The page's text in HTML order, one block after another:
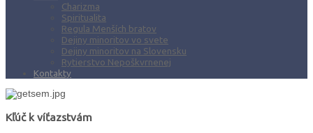
Charizma
Spiritualita
Regula Menších bratov
Dejiny minoritov vo svete
Dejiny minoritov na Slovensku
Rytierstvo Nepoškvrnenej
Kontakty
Kľúč k víťazstvám